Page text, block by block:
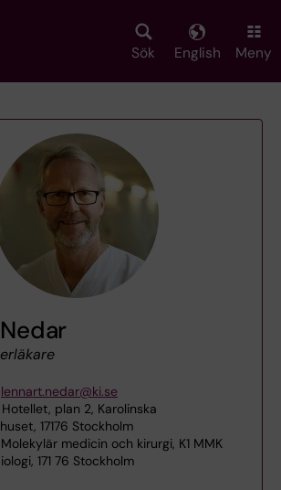
Sök English Meny
lennart.nedar@ki.se
Hotellet, plan 2, Karolinska
17176 Stockholm
Molekylär medicin och kirurgi, K1 MMK
171 76 Stockholm